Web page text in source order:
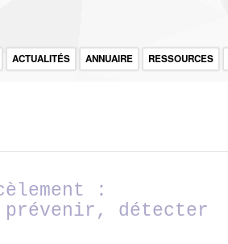
ACTUALITÉS ANNUAIRE RESSOURCES
:
prévenir, détecter